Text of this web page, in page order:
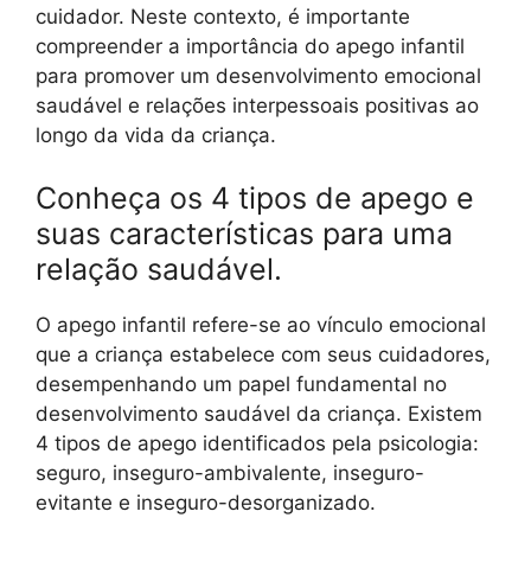
cuidador. Neste contexto, é importante
compreender a importância do apego infantil
para promover um desenvolvimento emocional
saudável e relações interpessoais positivas ao
longo da vida da criança.
Conheça os 4 tipos de apego e
suas características para uma
relação saudável.
O apego infantil refere-se ao vínculo emocional
que a criança estabelece com seus cuidadores,
desempenhando um papel fundamental no
desenvolvimento saudável da criança. Existem
4 tipos de apego identificados pela psicologia:
seguro, inseguro-ambivalente, inseguro-
evitante e inseguro-desorganizado.